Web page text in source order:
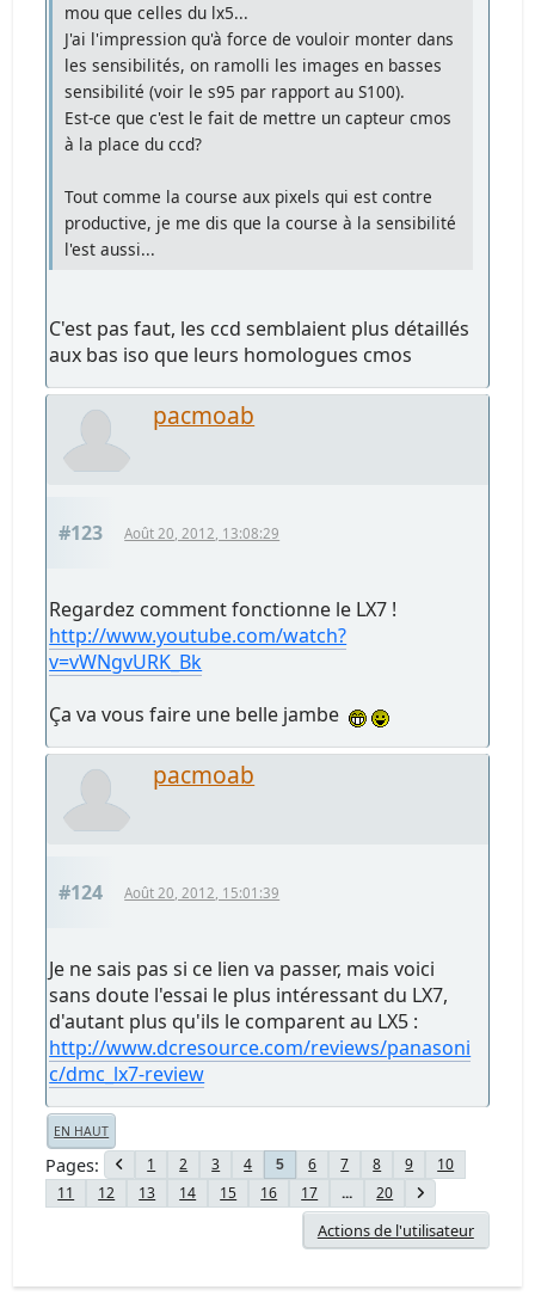
mou que celles du lx5...
J'ai l'impression qu'à force de vouloir monter dans
les sensibilités, on ramolli les images en basses
sensibilité (voir le s95 par rapport au S100).
Est-ce que c'est le fait de mettre un capteur cmos
à la place du ccd?
Tout comme la course aux pixels qui est contre
productive, je me dis que la course à la sensibilité
l'est aussi...
C'est pas faut, les ccd semblaient plus détaillés
aux bas iso que leurs homologues cmos
pacmoab
#123 Août 20, 2012, 13:08:29
Regardez comment fonctionne le LX7 !
http://www.youtube.com/watch?
v=vWNgvURK_Bk
Ça va vous faire une belle jambe
pacmoab
#124 Août 20, 2012, 15:01:39
Je ne sais pas si ce lien va passer, mais voici
sans doute l'essai le plus intéressant du LX7,
d'autant plus qu'ils le comparent au LX5 :
http://www.dcresource.com/reviews/panasoni
c/dmc_lx7-review
EN HAUT
Pages 1 2 3 4 5 6 7 8 9
10
11
12 13 14 15 16 17 ... 20
Actions de l'utilisateur